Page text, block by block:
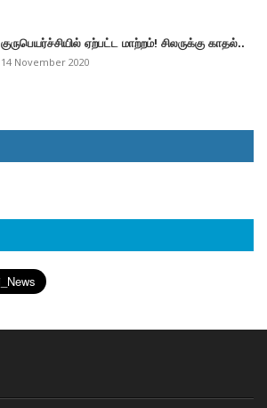
குருபெயர்ச்சியில் ஏற்பட்ட மாற்றம்! சிலருக்கு காதல்..
14 November 2020